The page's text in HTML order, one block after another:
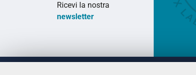
Ricevi la nostra
newsletter